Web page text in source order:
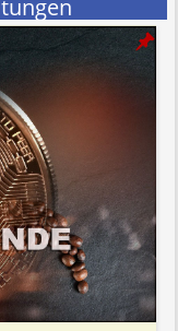
unsereAGB.